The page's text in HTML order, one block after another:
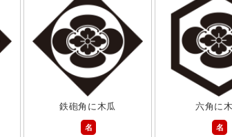
鉄砲角に木瓜
名
六角に
名